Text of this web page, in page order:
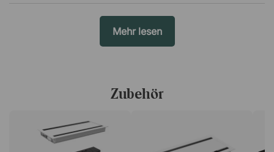
Mehr lesen
Zubehör